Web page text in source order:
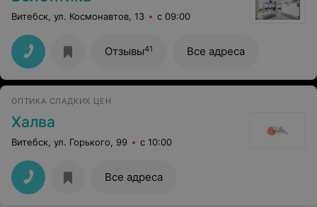
Витебск, ул. Космонавтов, 13 с 09:00
Отзывы41 Все адреса
ОПТИКА СЛАДКИХ ЦЕН
Халва
Витебск, ул. Горького, 99 с 10:00
Все адреса